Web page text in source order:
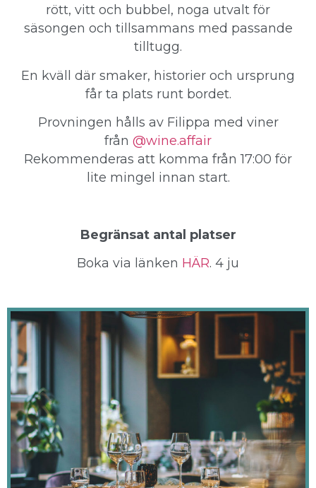
rött, vitt och bubbel, noga utvalt för
säsongen och tillsammans med passande
tilltugg.
En kväll där smaker, historier och ursprung
får ta plats runt bordet.
Provningen hålls av Filippa med viner
från @wine.affair
Rekommenderas att komma från 17:00 för
lite mingel innan start.
Begränsat antal platser
Boka via länken HÄR. 4 ju